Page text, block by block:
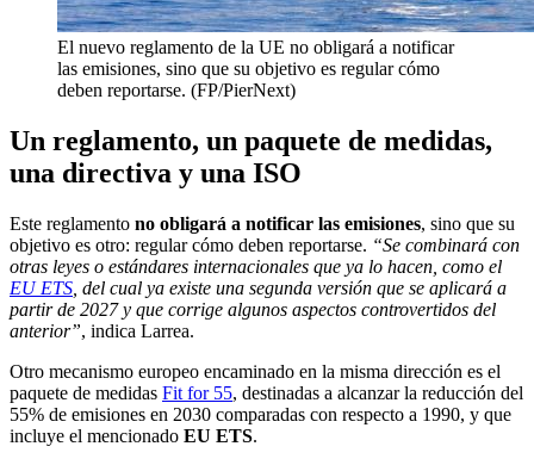
El nuevo reglamento de la UE no obligará a notificar
las emisiones, sino que su objetivo es regular cómo
deben reportarse. (FP/PierNext)
Un reglamento, un paquete de medidas,
una directiva y una ISO
Este reglamento no obligará a notificar las emisiones, sino que su
objetivo es otro: regular cómo deben reportarse. “Se combinará con
otras leyes o estándares internacionales que ya lo hacen, como el
EU ETS , del cual ya existe una segunda versión que se aplicará a
partir de 2027 y que corrige algunos aspectos controvertidos del
anterior”, indica Larrea.
Otro mecanismo europeo encaminado en la misma dirección es el
paquete de medidas Fit for 55, destinadas a alcanzar la reducción del
55% de emisiones en 2030 comparadas con respecto a 1990, y que
incluye el mencionado EU ETS.